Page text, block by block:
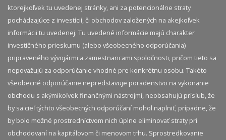
ktorejkoľvek tu uvedenej stránky, ani za potencionálne straty
pochádzajúce z investícií, či obchodov založených na akejkoľvek
informácii tu uvedenej. Tu uvedené informácie majú charakter
investičného prieskumu (alebo všeobecného odporúčania)
pripraveného vývojármi a zamestnancami spoločnosti, pričom tieto sa
nepovažujú za odporúčanie vhodné pre konkrétnu osobu. Takéto
všeobecné odporúčanie nepredstavuje poradenstvo na vykonanie
obchodu s akýmikoľvek finančnými nástrojmi, neobsahujú prísľub, že
by sa cieľ týchto všeobecných odporúčaní mohol naplniť, prípadne, že
by bolo možné prostredníctvom nich úplne eliminovať straty pri
obchodovaní na kapitálovom či menovom trhu. Sprostredkovanie